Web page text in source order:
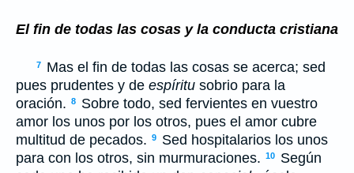
El fin de todas las cosas y la conducta cristiana
7
Mas el fin de todas las cosas se acerca; sed
pues prudentes y de espíritu sobrio para la
oración. 8
Sobre todo, sed fervientes en vuestro
amor los unos por los otros, pues el amor cubre
multitud de pecados. 9
Sed hospitalarios los unos
para con los otros, sin murmuraciones. 10
Según